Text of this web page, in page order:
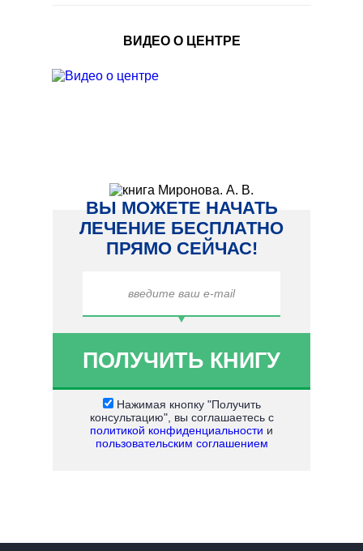
ВИДЕО О ЦЕНТРЕ
ВЫ МОЖЕТЕ НАЧАТЬ
ЛЕЧЕНИЕ БЕСПЛАТНО
ПРЯМО СЕЙЧАС!
Нажимая кнопку "Получить
консультацию", вы соглашаетесь с
политикой конфиденциальности и
пользовательским соглашением